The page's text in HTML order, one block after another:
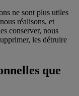
ne sont plus utiles
réalisons, et
conserver, nous
les détruire
que